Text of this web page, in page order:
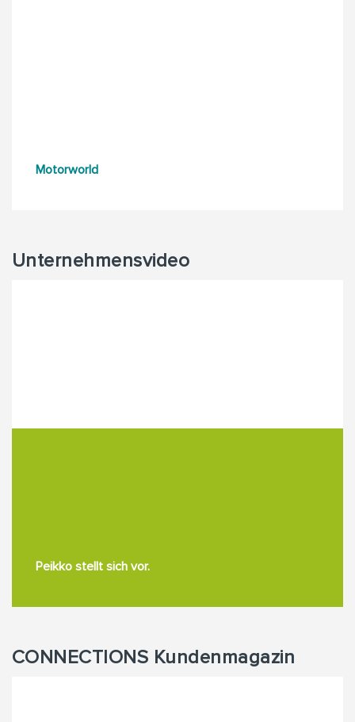
Motorworld
Unternehmensvideo
Peikko stellt sich vor.
CONNECTIONS Kundenmagazin